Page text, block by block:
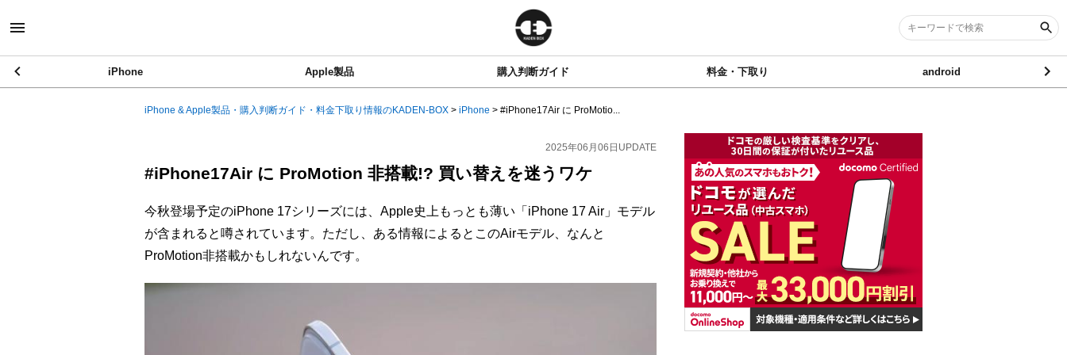
iPhone Apple製品 購入判断ガイド 料金・下取り android
iPhone & Apple製品・購入判断ガイド・料金下取り情報のKADEN-BOX > iPhone > #iPhone17Air に ProMotio...
2025年06月06日 UPDATE
#iPhone17Air に ProMotion 非搭載!? 買い替えを迷うワケ
今秋登場予定のiPhone 17シリーズには、Apple史上もっとも薄い「iPhone 17 Air」モデル
が含まれると噂されています。ただし、ある情報によるとこのAirモデル、なんと
ProMotion非搭載かもしれないんです。